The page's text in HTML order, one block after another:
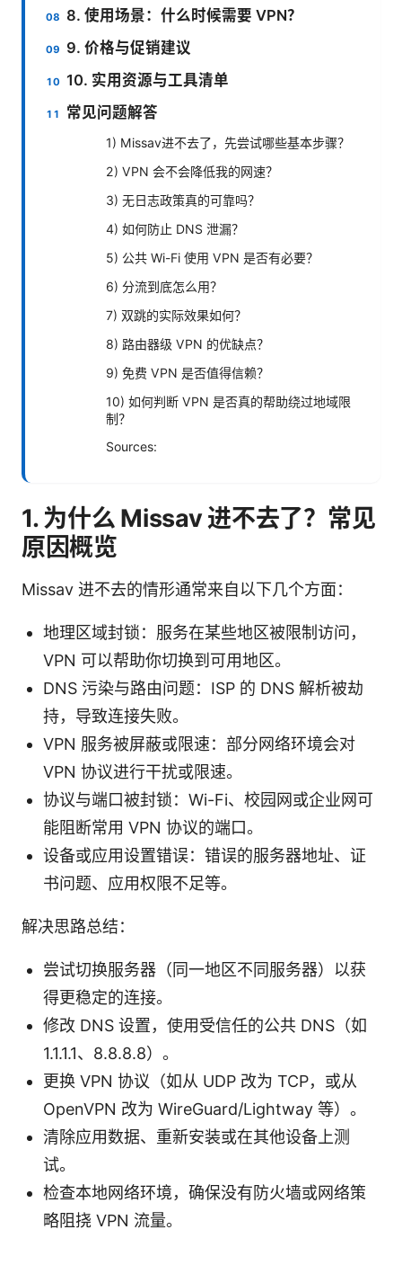
8. 使用场景：什么时候需要 VPN？
9. 价格与促销建议
10. 实用资源与工具清单
常见问题解答
1) Missav进不去了，先尝试哪些基本步骤？
2) VPN 会不会降低我的网速？
3) 无日志政策真的可靠吗？
4) 如何防止 DNS 泄漏？
5) 公共 Wi-Fi 使用 VPN 是否有必要？
6) 分流到底怎么用？
7) 双跳的实际效果如何？
8) 路由器级 VPN 的优缺点？
9) 免费 VPN 是否值得信赖？
10) 如何判断 VPN 是否真的帮助绕过地域限
制？
Sources:
1. 为什么 Missav 进不去了？常见
原因概览
Missav 进不去的情形通常来自以下几个方面：
地理区域封锁：服务在某些地区被限制访问，
VPN 可以帮助你切换到可用地区。
DNS 污染与路由问题：ISP 的 DNS 解析被劫
持，导致连接失败。
VPN 服务被屏蔽或限速：部分网络环境会对
VPN 协议进行干扰或限速。
协议与端口被封锁：Wi-Fi、校园网或企业网可
能阻断常用 VPN 协议的端口。
设备或应用设置错误：错误的服务器地址、证
书问题、应用权限不足等。
解决思路总结：
尝试切换服务器（同一地区不同服务器）以获
得更稳定的连接。
修改 DNS 设置，使用受信任的公共 DNS（如
1.1.1.1、8.8.8.8）。
更换 VPN 协议（如从 UDP 改为 TCP，或从
OpenVPN 改为 WireGuard/Lightway 等）。
清除应用数据、重新安装或在其他设备上测
试。
检查本地网络环境，确保没有防火墙或网络策
略阻挠 VPN 流量。